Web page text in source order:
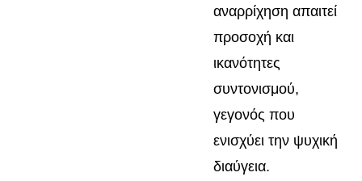
αναρρίχηση απαιτεί
προσοχή και
ικανότητες
συντονισμού,
γεγονός που
ενισχύει την ψυχική
διαύγεια.